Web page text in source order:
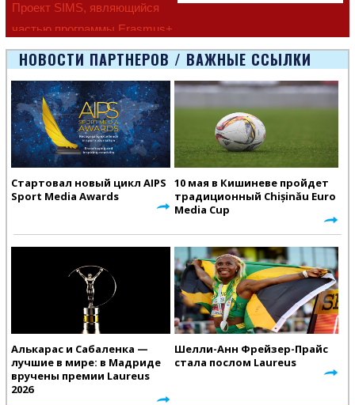
Проект SIMS, являющийся
частью программы Erasmus+
Европейско
НОВОСТИ ПАРТНЕРОВ / ВАЖНЫЕ ССЫЛКИ
Стартовал новый цикл AIPS
Sport Media Awards
10 мая в Кишиневе пройдет
традиционный Chișinău Euro
Media Cup
Алькарас и Сабаленка —
лучшие в мире: в Мадриде
вручены премии Laureus
2026
Шелли-Анн Фрейзер-Прайс
стала послом Laureus